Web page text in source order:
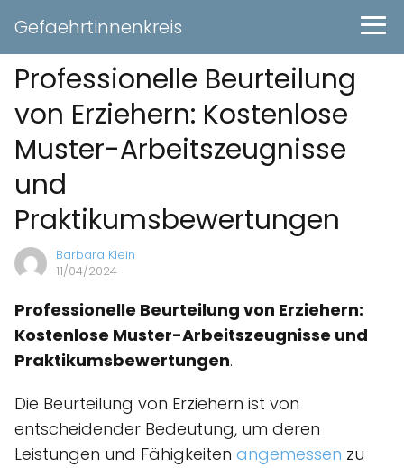
Gefaehrtinnenkreis
Professionelle Beurteilung
von Erziehern: Kostenlose
Muster-Arbeitszeugnisse
und
Praktikumsbewertungen
Barbara Klein
11/04/2024
Professionelle Beurteilung von Erziehern:
Kostenlose Muster-Arbeitszeugnisse und
Praktikumsbewertungen.
Die Beurteilung von Erziehern ist von
entscheidender Bedeutung, um deren
Leistungen und Fähigkeiten angemessen zu